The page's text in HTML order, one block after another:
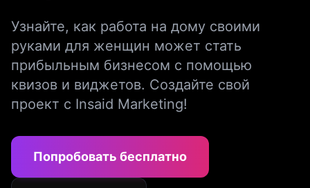
Узнайте, как работа на дому своими
руками для женщин может стать
прибыльным бизнесом с помощью
квизов и виджетов. Создайте свой
проект с Insaid Marketing!
Попробовать бесплатно